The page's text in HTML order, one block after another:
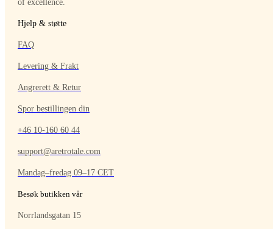
of excellence.
Hjelp & støtte
FAQ
Levering & Frakt
Angrerett & Retur
Spor bestillingen din
+46 10-160 60 44
support@aretrotale.com
Mandag–fredag 09–17 CET
Besøk butikken vår
Norrlandsgatan 15